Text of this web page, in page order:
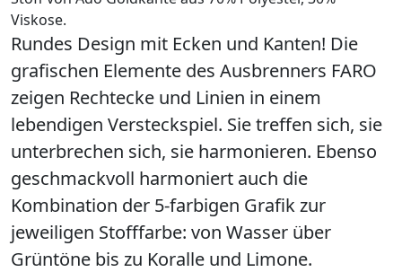
Viskose.
Rundes Design mit Ecken und Kanten! Die
grafischen Elemente des Ausbrenners FARO
zeigen Rechtecke und Linien in einem
lebendigen Versteckspiel. Sie treffen sich, sie
unterbrechen sich, sie harmonieren. Ebenso
geschmackvoll harmoniert auch die
Kombination der 5-farbigen Grafik zur
jeweiligen Stofffarbe: von Wasser über
Grüntöne bis zu Koralle und Limone.